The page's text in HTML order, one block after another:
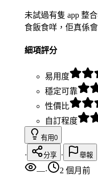
未試過有隻 app 整
食飯食咩，佢真係
細項評分
易用度
穩定可靠
性價比
自訂程度
有用0
· 分享 · 舉報
—· 2 個月前